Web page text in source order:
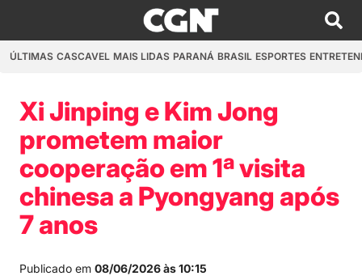
ÚLTIMAS CASCAVEL MAIS LIDAS PARANÁ BRASIL ESPORTES
Xi Jinping e Kim Jong
prometem maior
cooperação em 1ª visita
chinesa a Pyongyang após
7 anos
Publicado em 08/06/2026 às 10:15